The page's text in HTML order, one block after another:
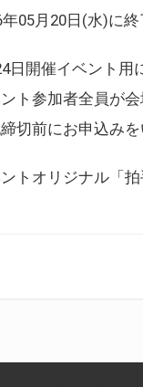
年05月20日(水)に終
日開催イベント用
ト参加者全員が
締切前にお申込み
トオリジナル「